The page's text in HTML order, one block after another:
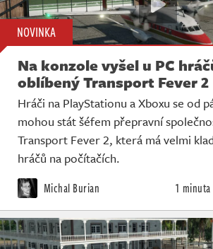
NOVINKA
Na konzole vyšel u PC
oblíbený Transport Fever 2
Hráči na PlayStationu a Xboxu se od
mohou stát šéfem přepravní
Transport Fever 2, která má velmi
hráčů na počítačích.
Michal Burian 1 minuta